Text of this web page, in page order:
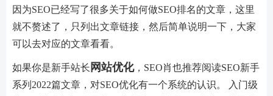
因为SEO已经写了很多关于如何做SEO排名的文章，这里
就不赘述了，只列出文章链接，然后简单说明一下，大家
可以去对应的文章看看。
如果你是新手站长 网站优化，SEO肖也推荐阅读SEO新手
系列2022篇文章，对SEO优化有一个系统的认识。 入门级